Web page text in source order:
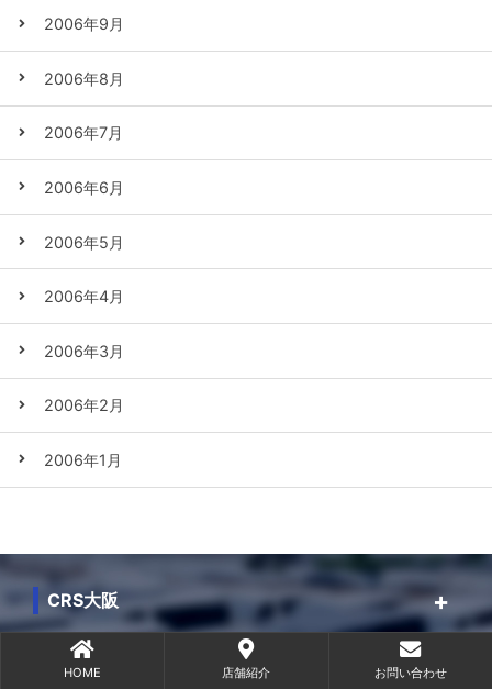
2006年9月
2006年8月
2006年7月
2006年6月
2006年5月
2006年4月
2006年3月
2006年2月
2006年1月
CRS大阪
CRS横浜
HOME 店舗紹介 お問い合わせ